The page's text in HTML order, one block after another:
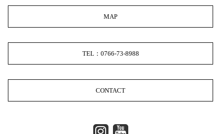
MAP
TEL：0766-73-8988
CONTACT